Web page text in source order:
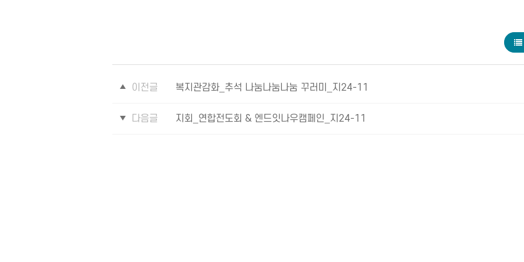
이전글 복지관감화_추석 나눔나눔나눔 꾸러미_지24-11
다음글 지회_연합전도회 & 엔드잇나우캠페인_지24-11